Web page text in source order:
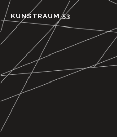
Skip
to
content
KUNSTRAUM 53